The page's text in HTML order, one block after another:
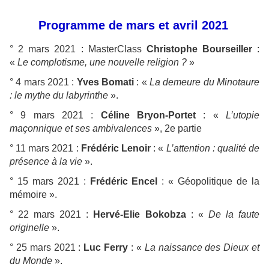
Programme de mars et avril 2021
° 2 mars 2021 : MasterClass Christophe Bourseiller :
« Le complotisme, une nouvelle religion ? »
° 4 mars 2021 : Yves Bomati : «La demeure du Minotaure
: le mythe du labyrinthe ».
° 9 mars 2021 :
Céline Bryon-Portet : «L’utopie
maçonnique et ses ambivalences », 2e partie
° 11 mars 2021 : Frédéric Lenoir : « L’attention : qualité de
présence à la vie ».
° 15 mars 2021 :
Frédéric Encel
: « Géopolitique de la
mémoire ».
° 22 mars 2021 :
Hervé-Elie Bokobza : « De la faute
originelle ».
° 25 mars 2021 : Luc Ferry : « La naissance des Dieux et
du Monde ».